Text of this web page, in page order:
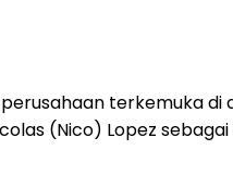
perusahaan terkemuka
(Nico) Lopez sebagai